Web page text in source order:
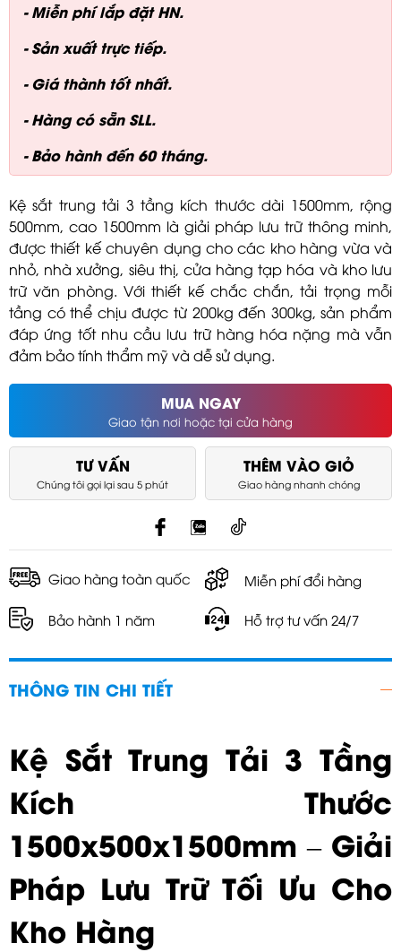
- Miễn phí lắp đặt HN.
- Sản xuất trực tiếp.
- Giá thành tốt nhất.
- Hàng có sẵn SLL.
- Bảo hành đến 60 tháng.
Kệ sắt trung tải 3 tầng kích thước dài 1500mm, rộng
500mm, cao 1500mm là giải pháp lưu trữ thông minh,
được thiết kế chuyên dụng cho các kho hàng vừa và
nhỏ, nhà xưởng, siêu thị, cửa hàng tạp hóa và kho lưu
trữ văn phòng. Với thiết kế chắc chắn, tải trọng mỗi
tầng có thể chịu được từ 200kg đến 300kg, sản phẩm
đáp ứng tốt nhu cầu lưu trữ hàng hóa nặng mà vẫn
đảm bảo tính thẩm mỹ và dễ sử dụng.
MUA NGAY
Giao tận nơi hoặc tại cửa hàng
TƯ VẤN
Chúng tôi gọi lại sau 5 phút
THÊM VÀO GIỎ
Giao hàng nhanh chóng
Giao hàng toàn quốc Miễn phí đổi hàng
Bảo hành 1 năm Hỗ trợ tư vấn 24/7
THÔNG TIN CHI TIẾT
Kệ Sắt Trung Tải 3 Tầng
Kích Thước
1500x500x1500mm – Giải
Pháp Lưu Trữ Tối Ưu Cho
Kho Hàng